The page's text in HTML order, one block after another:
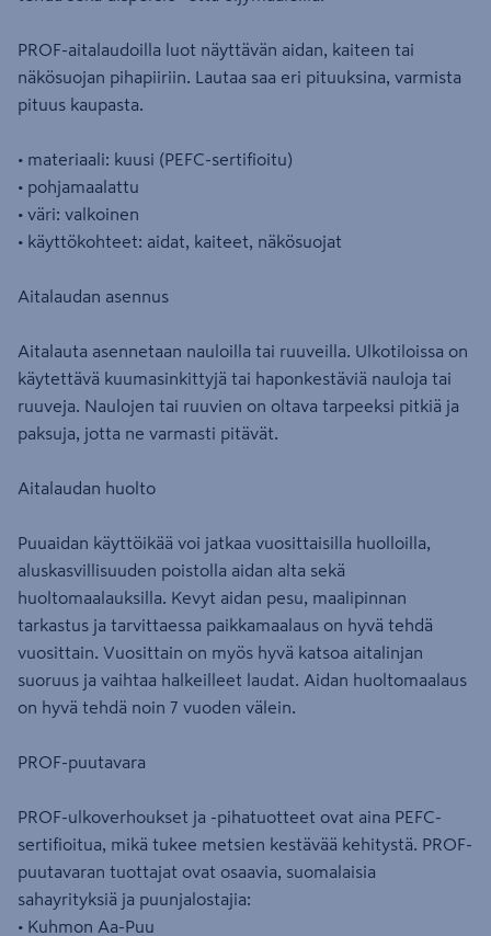
PROF-aitalaudoilla luot näyttävän aidan, kaiteen tai
näkösuojan pihapiiriin. Lautaa saa eri pituuksina, varmista
pituus kaupasta.
• materiaali: kuusi (PEFC-sertifioitu)
• pohjamaalattu
• väri: valkoinen
• käyttökohteet: aidat, kaiteet, näkösuojat
Aitalaudan asennus
Aitalauta asennetaan nauloilla tai ruuveilla. Ulkotiloissa on
käytettävä kuumasinkittyjä tai haponkestäviä nauloja tai
ruuveja. Naulojen tai ruuvien on oltava tarpeeksi pitkiä ja
paksuja, jotta ne varmasti pitävät.
Aitalaudan huolto
Puuaidan käyttöikää voi jatkaa vuosittaisilla huolloilla,
aluskasvillisuuden poistolla aidan alta sekä
huoltomaalauksilla. Kevyt aidan pesu, maalipinnan
tarkastus ja tarvittaessa paikkamaalaus on hyvä tehdä
vuosittain. Vuosittain on myös hyvä katsoa aitalinjan
suoruus ja vaihtaa halkeilleet laudat. Aidan huoltomaalaus
on hyvä tehdä noin 7 vuoden välein.
PROF-puutavara
PROF-ulkoverhoukset ja -pihatuotteet ovat aina PEFC-
sertifioitua, mikä tukee metsien kestävää kehitystä. PROF-
puutavaran tuottajat ovat osaavia, suomalaisia
sahayrityksiä ja puunjalostajia:
• Kuhmon Aa-Puu